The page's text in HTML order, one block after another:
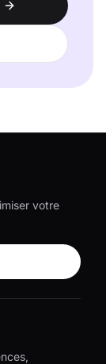
votre